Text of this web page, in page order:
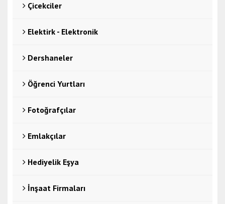
Çicekciler
Elektirk - Elektronik
Dershaneler
Öğrenci Yurtları
Fotoğrafçılar
Emlakçılar
Hediyelik Eşya
İnşaat Firmaları